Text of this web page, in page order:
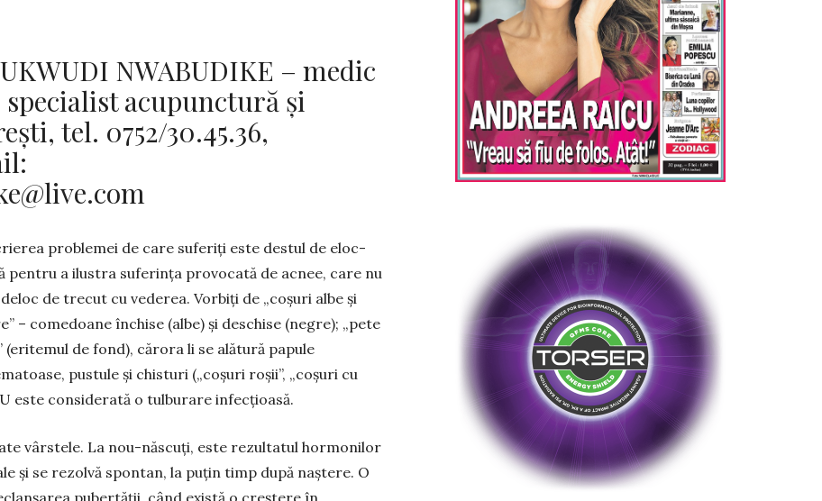
NWABUDIKE – medic
acupunctură și
tel. 0752/30.45.36,
problemei de care suferiți este des­tul de eloc­
pentru a ilustra sufe­rința provocată de acnee, care nu
de trecut cu vederea. Vorbiți de „coșuri albe și
– comedoane în­chise (albe) și deschise (ne­gre); „pete
(eritemul de fond), cărora li se alătură papule
pustule și chis­turi („coșuri roșii”, „co­șuri cu
este con­siderată o tulburare infecți­oasă.
vârstele. La nou-năs­cuți, este rezultatul hormo­nilor
și se rezolvă spontan, la puțin timp după naștere. O
pubertății, când există o creștere în